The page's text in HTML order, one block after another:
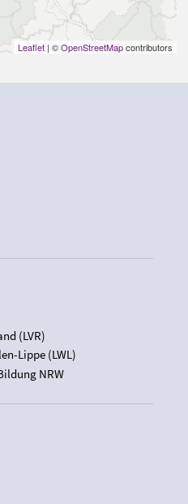
Leaflet | ©OpenStreetMapcontributors
(LVR)
Lippe (LWL)
NRW